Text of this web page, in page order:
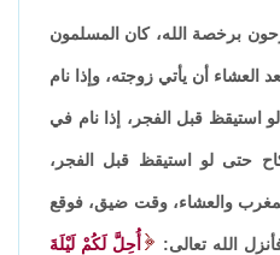
برخصة الله، كان المسلمون
أن يأتي زوجته، وإذا نام
استيقظ قبل الفجر، إذا نام في
حتى لو استيقظ قبل الفجر،
والعشاء، وقت ضيق، فوقع
الله تعالى: أُحِلَّ لَكُمْ لَيْلَةَ